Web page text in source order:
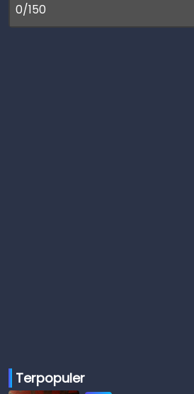
0/150
Terpopuler